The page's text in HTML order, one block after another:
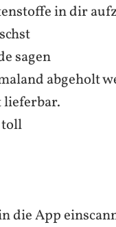
in dir
sagen
abgeholt
lieferbar.
die App